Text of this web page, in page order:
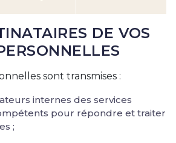
DE VOS
sont transmises :
internes des services
pour répondre et traiter
;